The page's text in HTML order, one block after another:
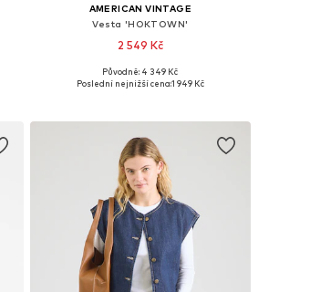
AMERICAN VINTAGE
Vesta 'HOKTOWN'
2 549 Kč
Dostupné velikosti: XS-S, M-L
Původně: 4 349 Kč
Poslední nejnižší cena:1 949 Kč